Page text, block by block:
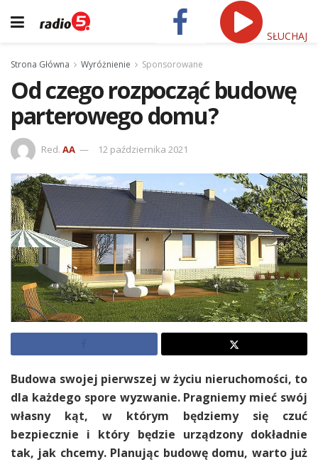
SŁUCHAJ
Strona Główna Wyróżnienie Sponsorowane
Od czego rozpocząć budowę
parterowego domu?
Red. AA 12 października 2021
Budowa swojej pierwszej w życiu nieruchomości, to
dla każdego spore wyzwanie. Pragniemy mieć swój
własny kąt, w którym będziemy się czuć
bezpiecznie i który będzie urządzony dokładnie
tak, jak chcemy. Planując budowę domu, warto już